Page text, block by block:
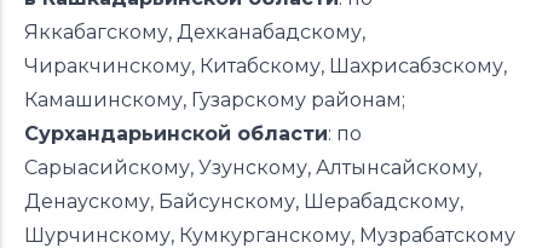
Яккабагскому, Дехканабадскому,
Чиракчинскому, Китабскому, Шахрисабзскому,
Камашинскому, Гузарскому районам;
Сурхандарьинской области: по
Сарыасийскому, Узунскому, Алтынсайскому,
Денаускому, Байсунскому, Шерабадскому,
Шурчинскому, Кумкурганскому, Музрабатскому